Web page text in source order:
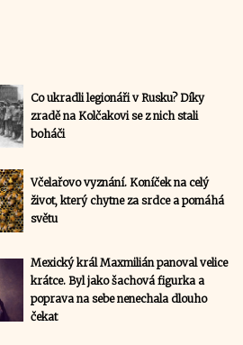
Co ukradli legionáři v Rusku? Díky
zradě na Kolčakovi se z nich stali
boháči
Včelařovo vyznání. Koníček na celý
život, který chytne za srdce a pomáhá
světu
Mexický král Maxmilián panoval velice
krátce. Byl jako šachová figurka a
poprava na sebe nenechala dlouho
čekat